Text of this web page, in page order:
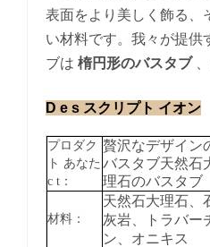
表面をより美しく飾る、
い材料です。我々が提供
ブは 楕円形のバスタブ、
D e s スクリプト イオン
プロダク
ト あなた
c t：
贅沢なデザイン
バスタブ天然石
理石のバスタブ
材料：
天然石大理石、
灰岩、トラバー
ン、オニキス